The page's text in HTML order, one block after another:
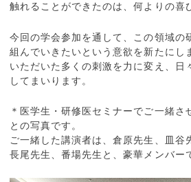
触れることができたのは、何よりの喜
今回の学会参加を通して、この領域の
組んでいきたいという意欲を新たにし
いただいた多くの刺激を力に変え、日
してまいります。
＊医学生・研修医セミナーでご一緒さ
との写真です。
ご一緒した講演者は、倉原先生、皿谷
長尾先生、番場先生と、豪華メンバー